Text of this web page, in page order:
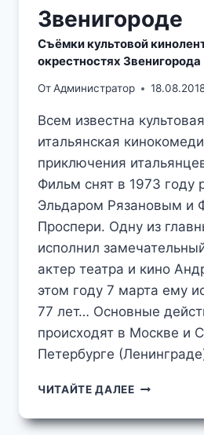
Звенигороде
Съёмки культовой
окрестностях Звенигорода
ОтАдминистратор
Всем известна
итальянская
приключения
Фильм снят в 1973 году
Эльдаром Рязановым и
Проспери. Одну из
исполнил
актер театра и кино
этом году 7 марта ему
77 лет… Основные
происходят в Москве и
Петербурге
ЧИТАЙТЕ ДАЛЕЕ